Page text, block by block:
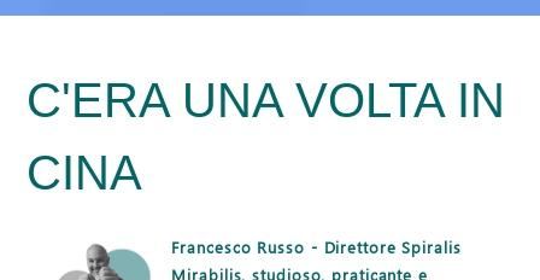
C'ERA UNA VOLTA IN
CINA
Francesco Russo - Direttore Spiralis
Mirabilis, studioso, praticante e